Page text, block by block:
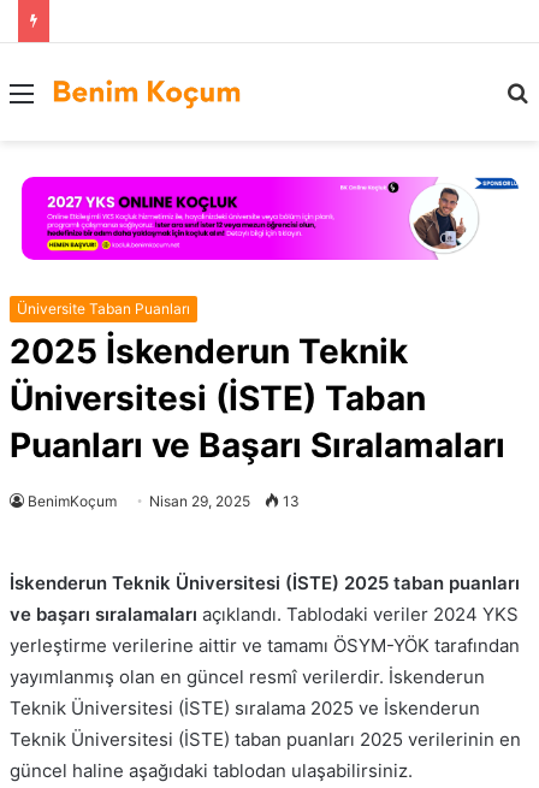
Menü
Üniversite Taban Puanları
2025 İskenderun Teknik
Üniversitesi (İSTE) Taban
Puanları ve Başarı Sıralamaları
BenimKoçum Nisan 29, 2025 13
İskenderun Teknik Üniversitesi (İSTE) 2025 taban puanları
ve başarı sıralamaları açıklandı. Tablodaki veriler 2024 YKS
yerleştirme verilerine aittir ve tamamı ÖSYM-YÖK tarafından
yayımlanmış olan en güncel resmî verilerdir. İskenderun
Teknik Üniversitesi (İSTE) sıralama 2025 ve İskenderun
Teknik Üniversitesi (İSTE) taban puanları 2025 verilerinin en
güncel haline aşağıdaki tablodan ulaşabilirsiniz.